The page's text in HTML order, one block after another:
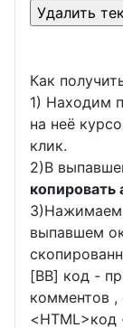
Как
1) Находим
на неё
клик.
2)В
копировать
3)Нажимаем
выпавшем
[BB] код -
комментов ,
<HTML>код